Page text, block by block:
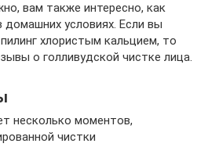
вам также интересно, как
домашних условиях. Если вы
хлористым кальцием, то
о голливудской чистке лица.
несколько моментов,
чистки